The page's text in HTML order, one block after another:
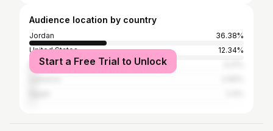
Audience location by country
Jordan
36.38%
United States
12.34%
Brazil
Start a Free Trial to Unlock